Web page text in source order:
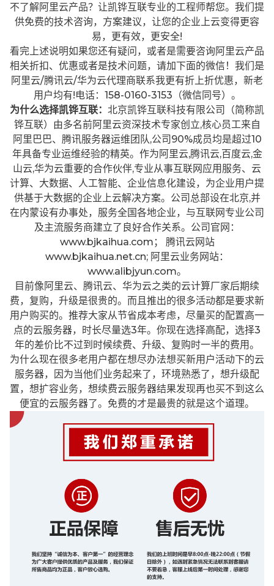
不了解阿里云产品？让凯铧互联专业的工程师帮您。我们提
供免费的技术咨询，方案建议，让您的企业上云变得更容
易，更有效，更安全!
看完上述说明如果您还有疑问，或者是需要咨询阿里云产品
相关折扣、优惠或者是技术问题，请加下面的微信！我们是
阿里云/腾讯云/华为云代理商联系我更有折上折优惠，新老
用户均有!电话：158-0160-3153（微信同号）。
为什么选择凯铧互联： 北京凯铧互联科技有限公司（简称凯
铧互联）由多名前阿里云资深技术专家创立,核心员工来自
阿里巴巴、腾讯服务器运维团队,公司90%成员均是超过10
年具备专业运维经验的精英。作为阿里云,腾讯云,百度云,金
山云,华为云重要的合作伙伴,专业从事互联网应用服务、云
计算、大数据、人工智能、企业信息化建设，为企业用户提
供基于大数据的企业上云解决方案。公司总部设在北京,并
在内蒙设有办事处，服务全国各地企业，与互联网专业公司
及主流服务商建立了良好合作关系。公司官网：
www.bjkaihua.com； 腾讯云网站
www.bjkaihua.net.cn; 阿里云业务网站：
www.alibjyun.com。
目前像阿里云、腾讯云、华为云之类的云计算厂家后期续
费，复购，升级是很贵的。而且推出的很多活动都是要求新
用户购买的。推荐大家从节省成本考虑，尽量买的配置高一
点的云服务器，时长尽量选3年。你现在选择高配，选择3
年的差价比不过到时候续费、升级、复购时一半的费用。
为什么现在很多老用户都在想尽办法想买新用户活动下的云
服务器，因为当他们业务起来了，环境熟悉了，想升级配
置，想扩容业务，想续费云服务器结果发现再也买不到这么
便宜的云服务器了。免费的才是最贵的就是这个道理。